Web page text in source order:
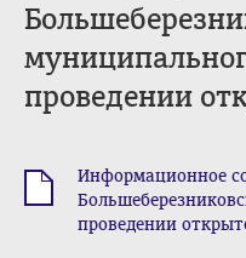
проведении
Информационное
проведении